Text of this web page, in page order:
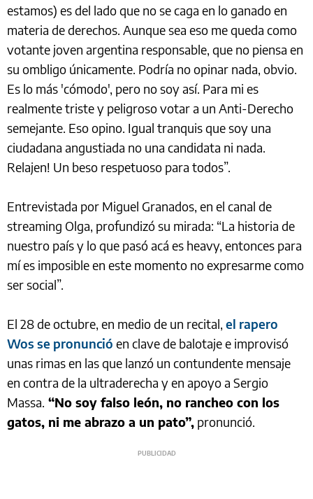
estamos) es del lado que no se caga en lo ganado en
materia de derechos. Aunque sea eso me queda como
votante joven argentina responsable, que no piensa en
su ombligo únicamente. Podría no opinar nada, obvio.
Es lo más 'cómodo', pero no soy así. Para mi es
realmente triste y peligroso votar a un Anti-Derecho
semejante. Eso opino. Igual tranquis que soy una
ciudadana angustiada no una candidata ni nada.
Relajen! Un beso respetuoso para todos”.
Entrevistada por Miguel Granados, en el canal de
streaming Olga, profundizó su mirada: “La historia de
nuestro país y lo que pasó acá es heavy, entonces para
mí es imposible en este momento no expresarme como
ser social”.
El 28 de octubre, en medio de un recital, el rapero
Wos se pronunció en clave de balotaje e improvisó
unas rimas en las que lanzó un contundente mensaje
en contra de la ultraderecha y en apoyo a Sergio
Massa. “No soy falso león, no rancheo con los
gatos, ni me abrazo a un pato”, pronunció.